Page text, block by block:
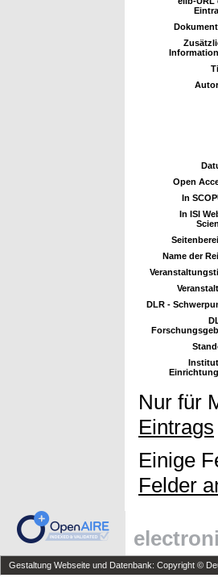
Open
In
In ISI
Name der
DLR -
Nur für
Eintrags
Einige
Felder
Gestaltung Webseite und Datenbank: Copyright ©